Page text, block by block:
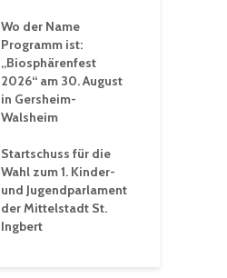
Wo der Name
Programm ist:
„Biosphärenfest
2026“ am 30. August
in Gersheim-
Walsheim
Startschuss für die
Wahl zum 1. Kinder-
und Jugendparlament
der Mittelstadt St.
Ingbert